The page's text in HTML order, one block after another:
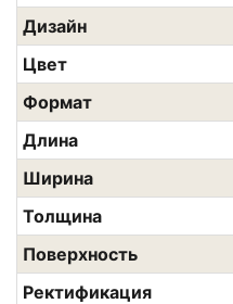
Дизайн
Цвет
Формат
Длина
Ширина
Толщина
Поверхность
Ректификация